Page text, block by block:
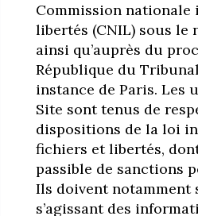
Commission
libertés (CNIL) sous le
ainsi qu’auprès du
République du
instance de Paris. Les
Site sont tenus de
dispositions de la loi
fichiers et libertés,
passible de sanctions
Ils doivent notamment
s’agissant des